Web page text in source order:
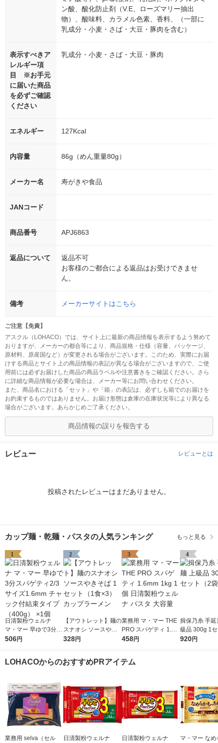
ン酸、酸化防止剤（V.E、ローズマリー抽出
物）、酸味料、カラメル色素、香料、（一部に
乳成分・小麦・さば・大豆・豚肉を含む）
表示すべきア
レルギー項
目 ※お手元
に届いた商品
を必ずご確認
ください
乳成分・小麦・さば・大豆・豚肉
エネルギー 127Kcal
内容量 86g（めん重量80g）
メーカー名 寿がきや食品
JANコード
商品番号 APJ6863
返品について
返品不可
お客様のご都合による返品はお受けできませ
ん。
備考 メーカーサイトはこちら
ご注意【免責】
アスクル（LOHACO）では、サイト上に最新の商品情報を表示するよう努めて
おりますが、メーカーの都合等により、商品規格・仕様（容量、パッケージ、
原材料、原産国など）が変更される場合がございます。このため、実際にお届
けする商品とサイト上の商品情報の表記が異なる場合がございますので、ご使
用前には必ずお届けした商品の商品ラベルや注意書きをご確認ください。さら
に詳細な商品情報が必要な場合は、メーカー等にお問い合わせください。
また、商品名における「セット」や「箱」の表記は、必ずしも箱でのお届けを
お約束するものではありません。お届け形態は倉庫の在庫状況等により異なる
場合がございます。あらかじめご了承ください。
商品情報の誤りを報告する
レビュー レビューとは
投稿されたレビューはまだありません。
カップ麺・乾麺・パスタの人気ランキング もっと見る
1
日清製粉ウェルナ
マ・マー 早ゆで3分ス
パゲティ2/3サイズ1.6
506円
2
【アウトレット】麺の
スナオシ ソースやき
そば 1セット（1食×
328円
3
業務用 マ・マー THE
PRO スパゲティ 1.6m
m 1kg 1個 日清製粉ウ
458円
4
揖保乃糸 手延
級品 300g 1
袋）
920円
LOHACOからのおすすめPRアイテム
業務用 selva（セル
日清製粉ウェルナ
日清製粉ウェルナ
マ・マー な